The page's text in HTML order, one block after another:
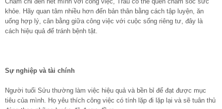
khỏe. Hãy quan tâm nhiều hơn đến bản thân bằng cách tập luyện, ăn
uống hợp lý, cân bằng giữa công việc với cuộc sống riêng tư, đây là
cách hiệu quả để tránh bệnh tật.
Sự nghiệp và tài chính
Người tuổi Sửu thường làm việc hiệu quả và bền bỉ để đạt được mục
tiêu của mình. Họ yêu thích công việc có tính lặp đi lặp lại và sẽ tuân thủ